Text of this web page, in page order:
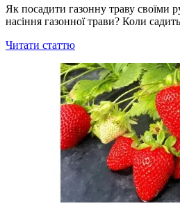
Як посадити газонну траву своїми
насіння газонної трави? Коли
Читати статтю